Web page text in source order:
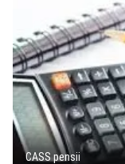
CASS pensii